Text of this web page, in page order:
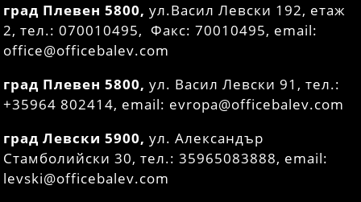
град Плевен 5800,ул.Васил Левски 192, етаж
2, тел.: 070010495, Факс: 70010495, email:
office@officebalev.com
град Плевен 5800,ул. Васил Левски 91, тел.:
+35964 802414, email: evropa@officebalev.com
град Левски 5900,ул. Александър
Стамболийски 30, тел.: 35965083888, email:
levski@officebalev.com